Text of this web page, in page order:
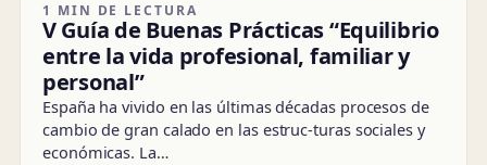
1 MIN DE LECTURA
V Guía de Buenas Prácticas “Equilibrio
entre la vida profesional, familiar y
personal”
España ha vivido en las últimas décadas procesos de
cambio de gran calado en las estruc-turas sociales y
económicas. La…